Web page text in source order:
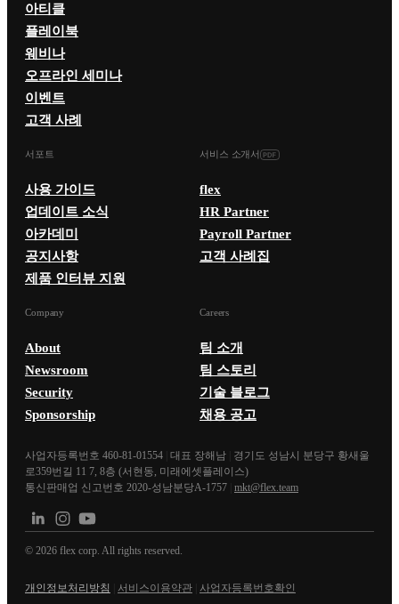
아티클
플레이북
웨비나
오프라인 세미나
이벤트
고객 사례
서포트
사용 가이드
업데이트 소식
아카데미
공지사항
제품 인터뷰 지원
서비스 소개서
flex
HR Partner
Payroll Partner
고객 사례집
Company
About
Newsroom
Security
Sponsorship
Careers
팀 소개
팀 스토리
기술 블로그
채용 공고
사업자등록번호 460-81-01554 대표 장해남
경기도 성남시 분당구 황새울
로359번길 11 7, 8층 (서현동, 미래에셋플레이스)
통신판매업 신고번호 2020-성남분당A-1757 mkt@flex.team
© 2026 flex corp. All rights reserved.
개인정보처리방침 서비스이용약관 사업자등록번호확인